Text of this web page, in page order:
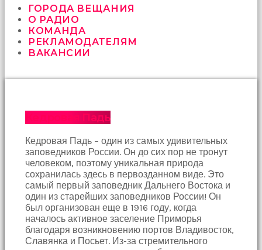
sex
hikayeleri
sonunda
yüzüne
altyazılı
porno
yakın
arkadaş
sonu
birbirlerine
teşekkür
ederek
bunu
tekrar
yapmak
ГОРОДА ВЕЩАНИЯ
О РАДИО
КОМАНДА
РЕКЛАМОДАТЕЛЯМ
ВАКАНСИИ
Кедровая Падь
Кедровая Падь – один из самых удивительных
заповедников России. Он до сих пор не тронут
человеком, поэтому уникальная природа
сохранилась здесь в первозданном виде. Это
самый первый заповедник Дальнего Востока и
один из старейших заповедников России! Он
был организован еще в 1916 году, когда
началось активное заселение Приморья
благодаря возникновению портов Владивосток,
Славянка и Посьет. Из-за стремительного